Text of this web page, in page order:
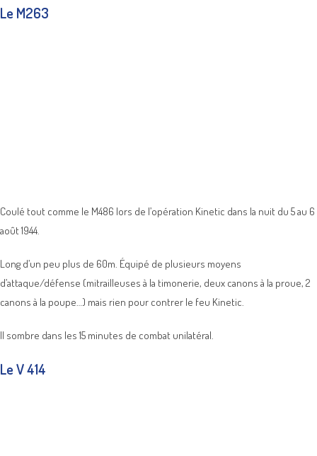
Le M263
Coulé tout comme le M486 lors de l’opération Kinetic dans la nuit du 5 au 6
août 1944.
Long d’un peu plus de 60m. Équipé de plusieurs moyens
d’attaque/défense (mitrailleuses à la timonerie, deux canons à la proue, 2
canons à la poupe…) mais rien pour contrer le feu Kinetic.
Il sombre dans les 15 minutes de combat unilatéral.
Le V 414